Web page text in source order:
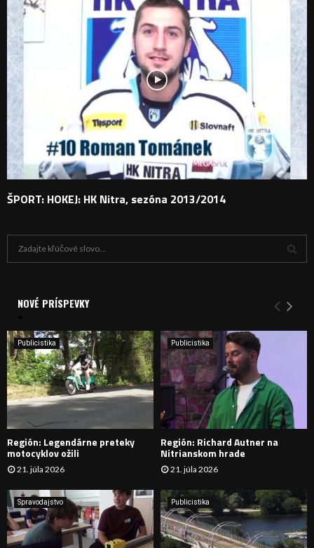
ŠPORT: HOKEJ: HK Nitra, sezóna 2013/2014
i
e
:
Y
H
D
A
N
NOVÉ PRÍSPEVKY
Publicistika
Región: Legendárne preteky
motocyklov ožili
21. júla 2026
Publicistika
Región: Richard Autner na
Nitrianskom hrade
21. júla 2026
Spravodajstvo Publicistika